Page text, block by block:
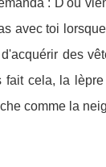
: D'où
avec toi
des
fait cela, la
comme la